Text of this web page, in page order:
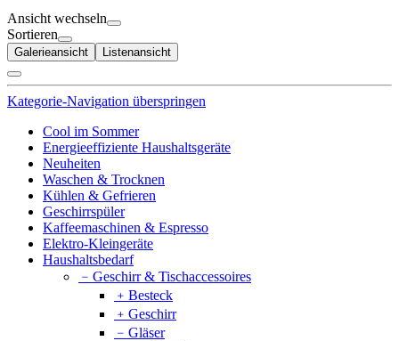
Ansicht wechseln
Sortieren
Galerieansicht Listenansicht
Kategorie-Navigation überspringen
Cool im Sommer
Energieeffiziente Haushaltsgeräte
Neuheiten
Waschen & Trocknen
Kühlen & Gefrieren
Geschirrspüler
Kaffeemaschinen & Espresso
Elektro-Kleingeräte
Haushaltsbedarf
﹣ Geschirr & Tischaccessoires
﹢ Besteck
﹢ Geschirr
﹣ Gläser